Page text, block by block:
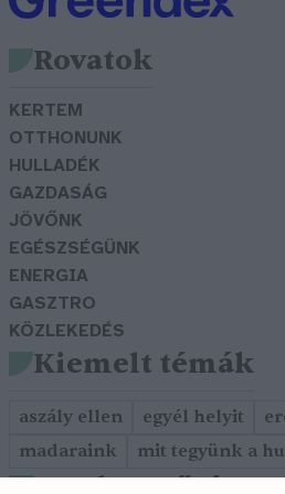
Rovatok
KERTEM
OTTHONUNK
HULLADÉK
GAZDASÁG
JÖVŐNK
EGÉSZSÉGÜNK
ENERGIA
GASZTRO
KÖZLEKEDÉS
Kiemelt témák
aszály ellen egyél helyit
madaraink
mit tegyünk a